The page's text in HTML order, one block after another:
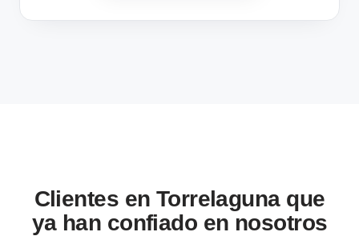
Clientes en Torrelaguna que
ya han confiado en nosotros